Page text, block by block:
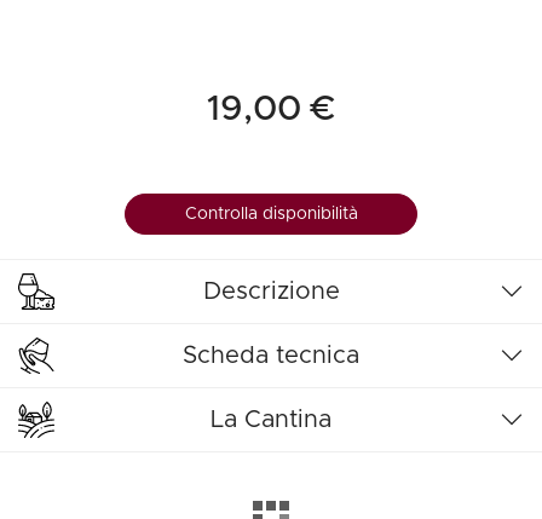
19,00 €
Controlla disponibilità
Descrizione
Scheda tecnica
La Cantina